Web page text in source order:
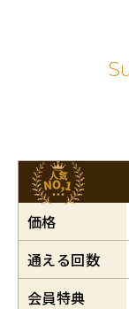
価格
通える回数
会員特典